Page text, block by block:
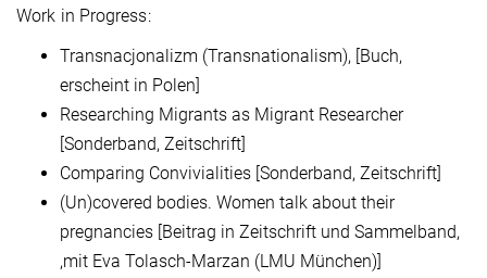
Work in Progress:
Transnacjonalizm (Transnationalism), [Buch,
erscheint in Polen]
Researching Migrants as Migrant Researcher
[Sonderband, Zeitschrift]
Comparing Convivialities [Sonderband, Zeitschrift]
(Un)covered bodies. Women talk about their
pregnancies [Beitrag in Zeitschrift und Sammelband,
,mit Eva Tolasch-Marzan (LMU München)]